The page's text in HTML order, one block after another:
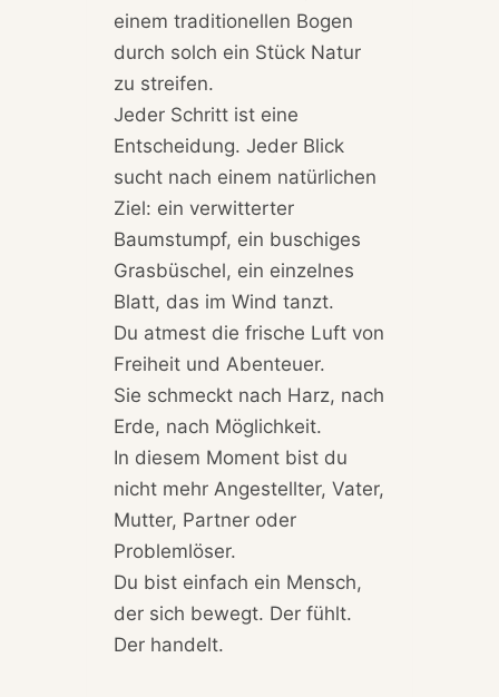
einem traditionellen Bogen
durch solch ein Stück Natur
zu streifen.
Jeder Schritt ist eine
Entscheidung. Jeder Blick
sucht nach einem natürlichen
Ziel: ein verwitterter
Baumstumpf, ein buschiges
Grasbüschel, ein einzelnes
Blatt, das im Wind tanzt.
Du atmest die frische Luft von
Freiheit und Abenteuer.
Sie schmeckt nach Harz, nach
Erde, nach Möglichkeit.
In diesem Moment bist du
nicht mehr Angestellter, Vater,
Mutter, Partner oder
Problemlöser.
Du bist einfach ein Mensch,
der sich bewegt. Der fühlt.
Der handelt.